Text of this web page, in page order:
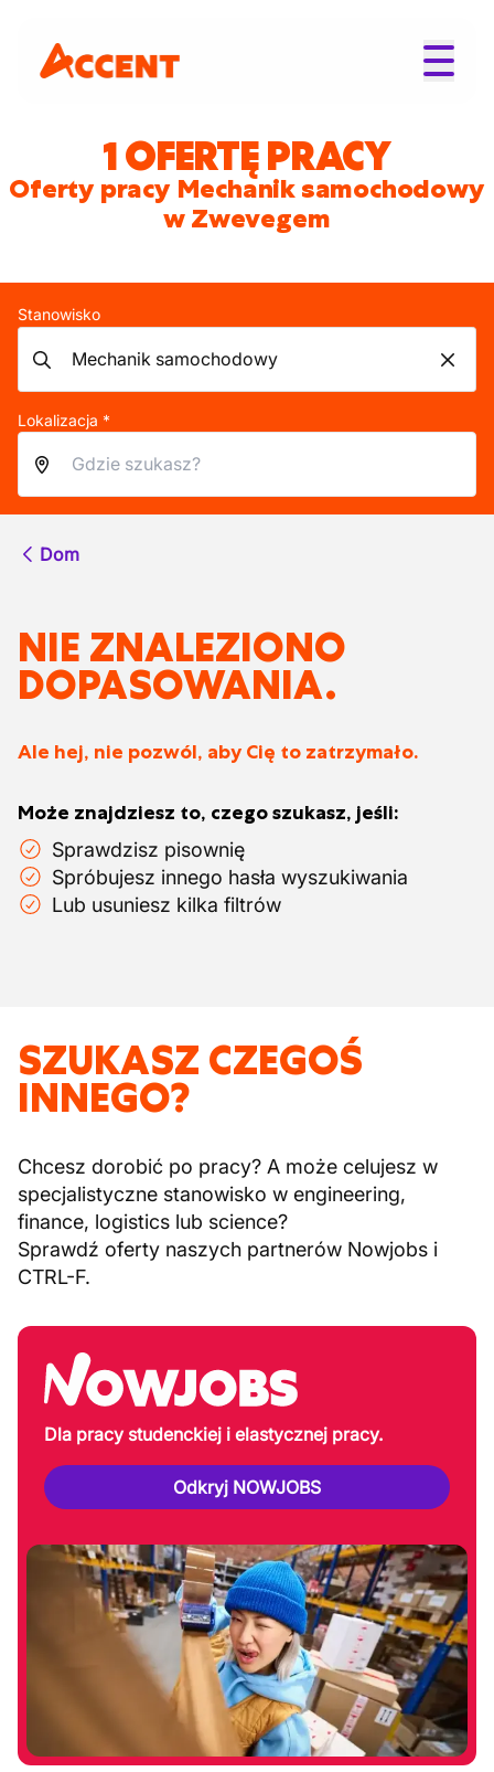
1 OFERTĘ PRACY
Oferty pracy Mechanik samochodowy
w Zwevegem
Stanowisko
Lokalizacja *
Dom
NIE ZNALEZIONO
DOPASOWANIA.
Ale hej, nie pozwól, aby Cię to zatrzymało.
Może znajdziesz to, czego szukasz, jeśli:
Sprawdzisz pisownię
Spróbujesz innego hasła wyszukiwania
Lub usuniesz kilka filtrów
SZUKASZ CZEGOŚ
INNEGO?
Chcesz dorobić po pracy? A może celujesz w
specjalistyczne stanowisko w engineering,
finance, logistics lub science?
Sprawdź oferty naszych partnerów Nowjobs i
CTRL-F.
Dla pracy studenckiej i elastycznej pracy.
Odkryj NOWJOBS